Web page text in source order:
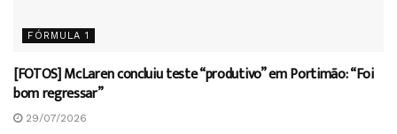
FÓRMULA 1
[FOTOS] McLaren concluiu teste “produtivo” em Portimão: “Foi
bom regressar”
29/07/2026